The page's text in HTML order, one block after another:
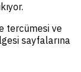
tercümesi ve
sayfalarına